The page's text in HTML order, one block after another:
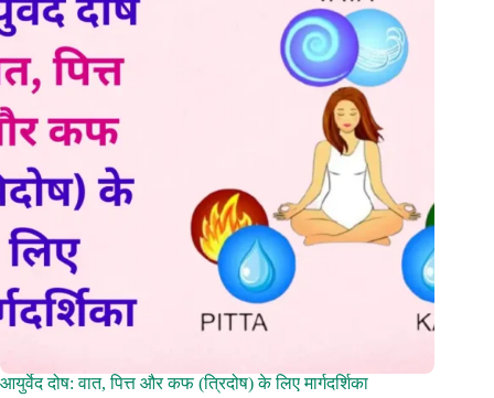
आयुर्वेद दोष: वात, पित्त और कफ (त्रिदोष) के लिए मार्गदर्शिका